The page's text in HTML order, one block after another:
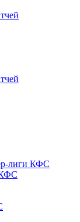
лиги КФС